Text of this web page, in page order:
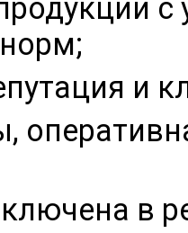
с
и
в